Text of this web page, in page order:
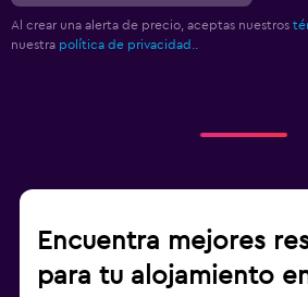
Al crear una alerta de precio, aceptas nuestros
nuestra política de privacidad..
Encuentra mejores
para tu alojamiento